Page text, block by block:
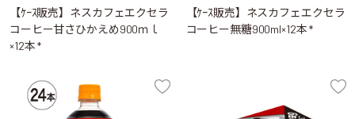
【ｹｰｽ販売】ネスカフェエクセラ
コーヒー甘さひかえめ900ｍｌ
×12本 *
【ｹｰｽ販売】ネスカフェエクセラ
コーヒー無糖900ml×12本 *